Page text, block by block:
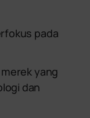
pada
yang
dan